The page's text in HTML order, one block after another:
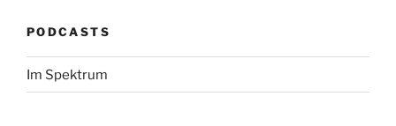
PODCASTS
Im Spektrum